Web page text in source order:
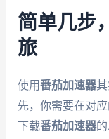
简单几步
旅
使用番茄加速器
先，你需要在对应
下载番茄加速器